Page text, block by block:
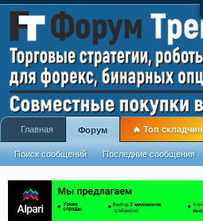
Главная Форум
Поиск сообщений Последние сообщения
🔥 Топ складчин